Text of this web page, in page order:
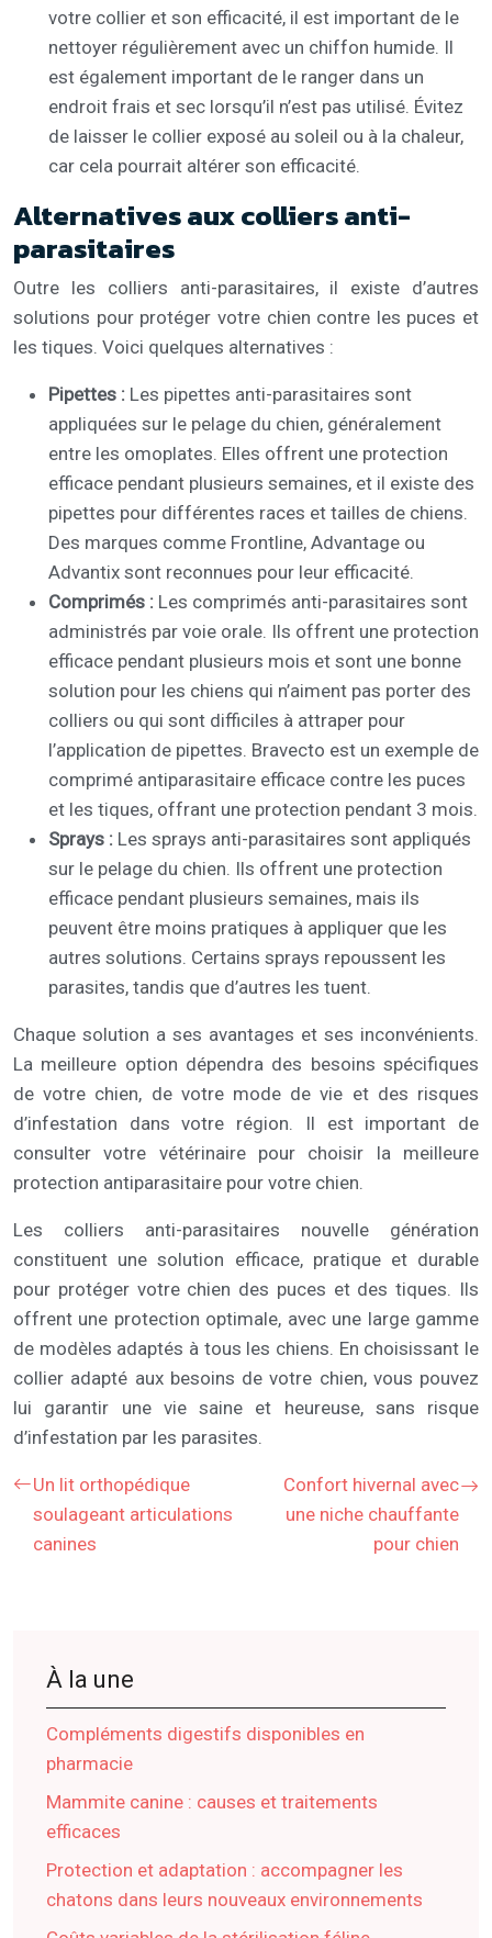
votre collier et son efficacité, il est important de le
nettoyer régulièrement avec un chiffon humide. Il
est également important de le ranger dans un
endroit frais et sec lorsqu’il n’est pas utilisé. Évitez
de laisser le collier exposé au soleil ou à la chaleur,
car cela pourrait altérer son efficacité.
Alternatives aux colliers anti-
parasitaires
Outre les colliers anti-parasitaires, il existe d’autres
solutions pour protéger votre chien contre les puces et
les tiques. Voici quelques alternatives :
Pipettes : Les pipettes anti-parasitaires sont
appliquées sur le pelage du chien, généralement
entre les omoplates. Elles offrent une protection
efficace pendant plusieurs semaines, et il existe des
pipettes pour différentes races et tailles de chiens.
Des marques comme Frontline, Advantage ou
Advantix sont reconnues pour leur efficacité.
Comprimés : Les comprimés anti-parasitaires sont
administrés par voie orale. Ils offrent une protection
efficace pendant plusieurs mois et sont une bonne
solution pour les chiens qui n’aiment pas porter des
colliers ou qui sont difficiles à attraper pour
l’application de pipettes. Bravecto est un exemple de
comprimé antiparasitaire efficace contre les puces
et les tiques, offrant une protection pendant 3 mois.
Sprays : Les sprays anti-parasitaires sont appliqués
sur le pelage du chien. Ils offrent une protection
efficace pendant plusieurs semaines, mais ils
peuvent être moins pratiques à appliquer que les
autres solutions. Certains sprays repoussent les
parasites, tandis que d’autres les tuent.
Chaque solution a ses avantages et ses inconvénients.
La meilleure option dépendra des besoins spécifiques
de votre chien, de votre mode de vie et des risques
d’infestation dans votre région. Il est important de
consulter votre vétérinaire pour choisir la meilleure
protection antiparasitaire pour votre chien.
Les colliers anti-parasitaires nouvelle génération
constituent une solution efficace, pratique et durable
pour protéger votre chien des puces et des tiques. Ils
offrent une protection optimale, avec une large gamme
de modèles adaptés à tous les chiens. En choisissant le
collier adapté aux besoins de votre chien, vous pouvez
lui garantir une vie saine et heureuse, sans risque
d’infestation par les parasites.
Un lit orthopédique
soulageant articulations
canines
Confort hivernal avec
une niche chauffante
pour chien
À la une
Compléments digestifs disponibles en
pharmacie
Mammite canine : causes et traitements
efficaces
Protection et adaptation : accompagner les
chatons dans leurs nouveaux environnements